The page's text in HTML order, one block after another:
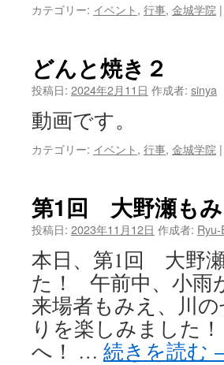
カテゴリー: イベント, 行事, 金城学院 |
どんと焼き２
投稿日: 2024年2月11日 作成者: sinya
動画です。
カテゴリー: イベント, 行事, 金城学院 |
第1回 大野瀬もみ
投稿日: 2023年11月12日 作成者:
本日、第1回 大野
た！ 午前中、小雨
来場者もみえ、川
りを楽しみました
へ！ … 続きを読む